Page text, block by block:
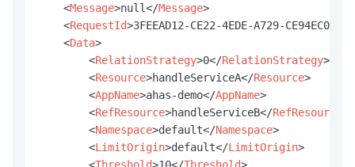
<Message>null</Message>
<RequestId>3FEEAD12-CE22-4EDE-A729-
<Data>
<RelationStrategy>0</RelationStrategy>
<Resource>handleServiceA</Resource>
<AppName>ahas-demo</AppName>
<RefResource>handleServiceB</RefResource
<Namespace>default</Namespace>
<LimitOrigin>default</LimitOrigin>
<Threshold>10</Threshold>